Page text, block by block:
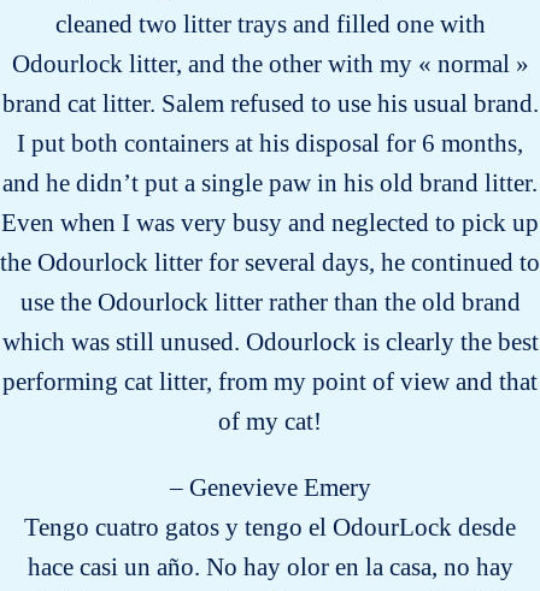
cleaned two litter trays and filled one with
Odourlock litter, and the other with my « normal »
brand cat litter. Salem refused to use his usual brand.
I put both containers at his disposal for 6 months,
and he didn’t put a single paw in his old brand litter.
Even when I was very busy and neglected to pick up
the Odourlock litter for several days, he continued to
use the Odourlock litter rather than the old brand
which was still unused. Odourlock is clearly the best
performing cat litter, from my point of view and that
of my cat!
– Genevieve Emery
Tengo cuatro gatos y tengo el OdourLock desde
hace casi un año. No hay olor en la casa, no hay